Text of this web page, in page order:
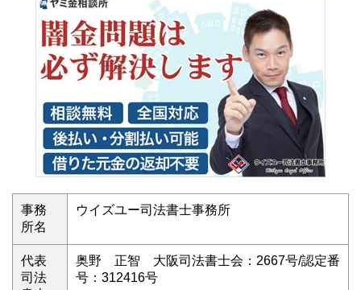
事務
所名
ウイズユー司法書士事務所
代表
司法
奥野 正智 大阪司法書士会：2667号/認定番
号：312416号